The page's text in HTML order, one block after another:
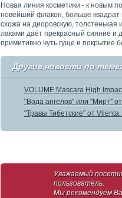
Новая линия косметики - к новым
новейший флакон, больше квадрат
схожа на диоровскую,
лаками даёт прекрасный сияние и
примитивно чуть гуще и покрытие
Другие новости по теме:
VOLUME Mascara High
"Вода ангелов" или "Мирт"
"Травы Тибетские" от
Уважаемый
пользователь.
Мы рекомендуем